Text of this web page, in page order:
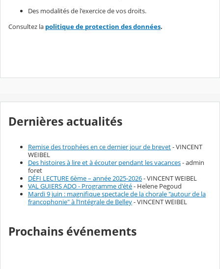
Des modalités de l'exercice de vos droits.
Consultez la politique de protection des données.
Dernières actualités
Remise des trophées en ce dernier jour de brevet- VINCENT
WEIBEL
Des histoires à lire et à écouter pendant les vacances- admin
foret
DÉFI LECTURE 6ème – année 2025-2026- VINCENT WEIBEL
VAL GUIERS ADO - Programme d'été- Helene Pegoud
Mardi 9 juin : magnifique spectacle de la chorale "autour de la
francophonie" à l’Intégrale de Belley- VINCENT WEIBEL
Prochains événements